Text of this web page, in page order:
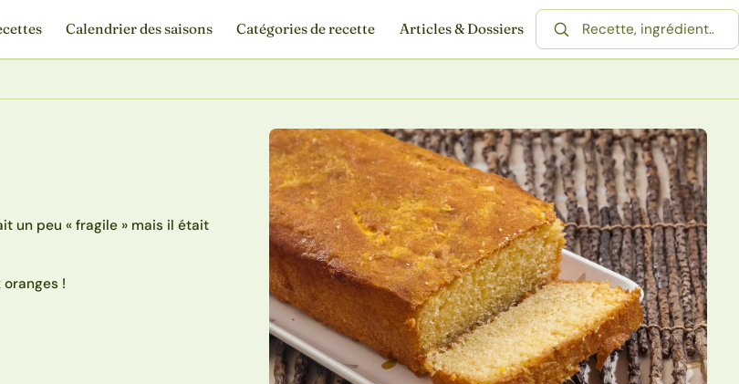
Calendrier des saisons Catégories de recette Articles & Dossiers
Rechercher une recette
un peu « fragile » mais il était
!